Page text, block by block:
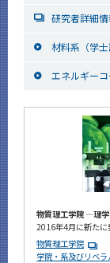
研究者詳細
材料系（学
エネルギー
物質理工学院 ―理
2016年4月に新たに
物質理工学院
学院・系及びリベ